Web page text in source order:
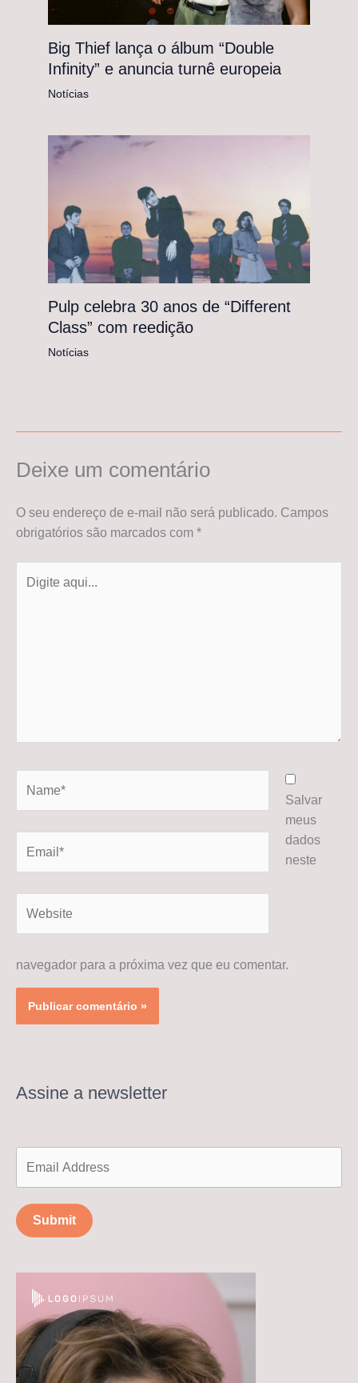
Big Thief lança o álbum “Double
Infinity” e anuncia turnê europeia
Notícias
Pulp celebra 30 anos de “Different
Class” com reedição
Notícias
Deixe um comentário
O seu endereço de e-mail não será publicado. Campos
obrigatórios são marcados com *
aqui...
Salvar
meus
dados
neste
navegador para a próxima vez que eu comentar.
Assine a newsletter
Submit